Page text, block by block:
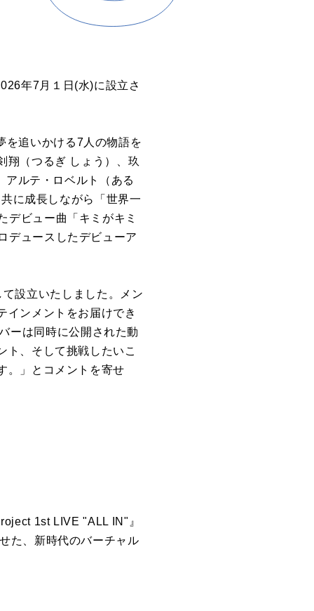
年7月１日(水)に設立さ
を追いかける7人の物語を
翔（つるぎ しょう）、玖
ルテ・ロベルト（ある
に成長しながら「世界一
ビュー曲「キミがキミ
デュースしたデビューア
設立いたしました。メン
インメントをお届けでき
ーは同時に公開された動
ト、そして挑戦したいこ
。」とコメントを寄せ
1st LIVE "ALL IN"』
た、新時代のバーチャル